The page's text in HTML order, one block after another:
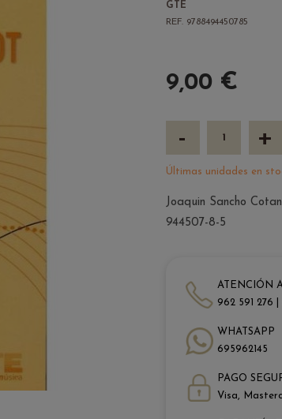
GTE
REF. 9788494450785
9,00 €
- +
Últimas unidades en
Joaquin Sancho
944507-8-5
ATENCIÓN
962 591 276 |
WHATSAPP
695962145
PAGO
Visa,